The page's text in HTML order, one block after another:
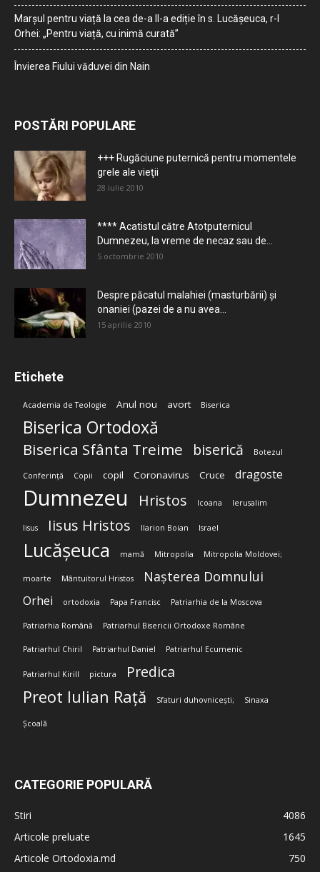
Marșul pentru viață la cea de-a II-a ediție în s. Lucășeuca, r-l
Orhei: „Pentru viață, cu inimă curată”
Învierea Fiului văduvei din Nain
POSTĂRI POPULARE
+++ Rugăciune puternică pentru momentele
grele ale vieţii
28 iulie 2010
**** Acatistul către Atotputernicul
Dumnezeu, la vreme de necaz sau de...
5 octombrie 2010
Despre păcatul malahiei (masturbării) şi
onaniei (pazei de a nu avea...
15 aprilie 2010
Etichete
Academia de Teologie Anul nou avort Biserica
Biserica Ortodoxă
Biserica Sfânta Treime biserică Botezul
Conferință Copii copil Coronavirus Cruce dragoste
Dumnezeu Hristos Icoana Ierusalim
Iisus Iisus Hristos Ilarion Boian Israel
Lucășeuca mamă Mitropolia Mitropolia Moldovei;
moarte Mântuitorul Hristos Nașterea Domnului
Orhei ortodoxia Papa Francisc Patriarhia de la Moscova
Patriarhia Română Patriarhul Bisericii Ortodoxe Române
Patriarhul Chiril Patriarhul Daniel Patriarhul Ecumenic
Patriarhul Kirill pictura Predica
Preot Iulian Rață Sfaturi duhovnicești; Sinaxa
Școală
CATEGORIE POPULARĂ
Stiri
4086
Articole preluate
1645
Articole Ortodoxia.md
750